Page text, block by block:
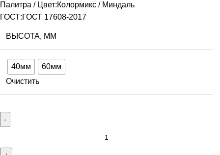
Палитра / Цвет:Колормикс / Миндаль
ГОСТ:ГОСТ 17608-2017
ВЫСОТА, ММ
40мм
60мм
Очистить